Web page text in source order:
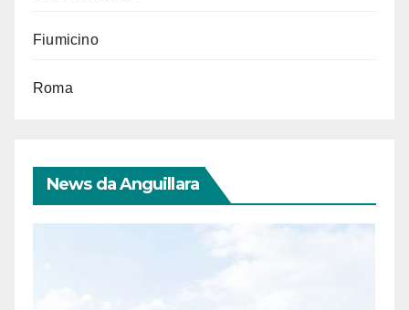
Fiumicino
Roma
News da Anguillara